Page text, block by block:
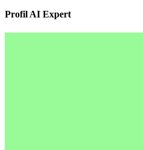
Profil AI Expert